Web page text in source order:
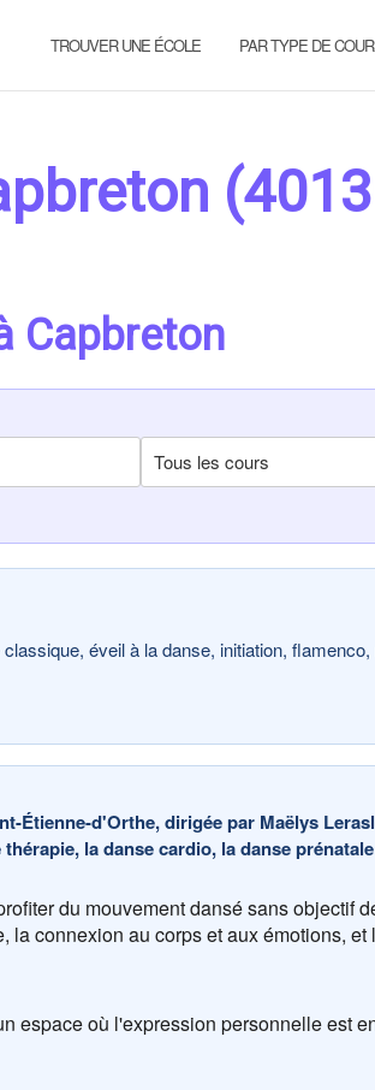
TROUVER UNE ÉCOLE PAR TYPE DE
Capbreton
éveil à la danse, initiation,
Étienne-d'Orthe, dirigée par Maëlys
la danse cardio, la danse
du mouvement dansé sans objectif
la connexion au corps et aux émotions, et
espace où l'expression personnelle est